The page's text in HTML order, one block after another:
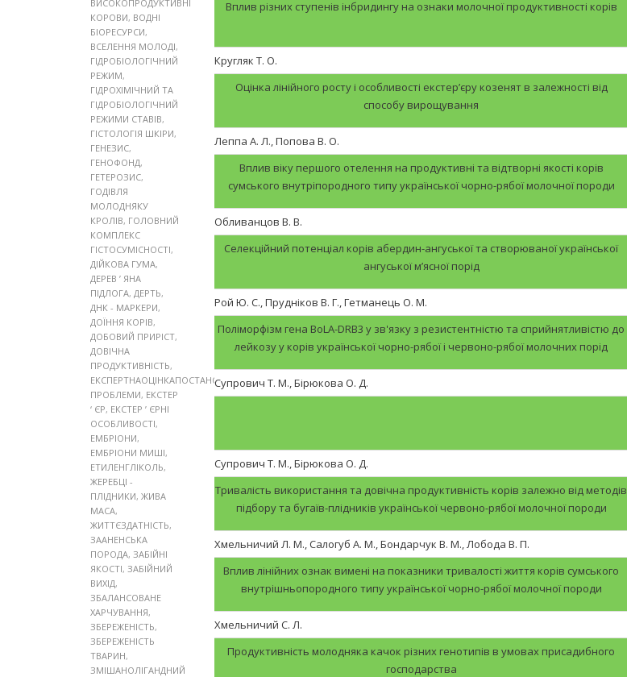
ВИСОКОПРОДУКТИВНІ
КОРОВИ, ВОДНІ
БІОРЕСУРСИ,
ВСЕЛЕННЯ МОЛОДІ,
ГІДРОБІОЛОГІЧНИЙ
РЕЖИМ,
ГІДРОХІМІЧНИЙ ТА
ГІДРОБІОЛОГІЧНИЙ
РЕЖИМИ СТАВІВ,
ГІСТОЛОГІЯ ШКІРИ,
ГЕНЕЗИС,
ГЕНОФОНД,
ГЕТЕРОЗИС,
ГОДІВЛЯ
МОЛОДНЯКУ
КРОЛІВ, ГОЛОВНИЙ
КОМПЛЕКС
ГІСТОСУМІСНОСТІ,
ДІЙКОВА ГУМА,
ДЕРЕВ ’ ЯНА
ПІДЛОГА, ДЕРТЬ,
ДНК - МАРКЕРИ,
ДОЇННЯ КОРІВ,
ДОБОВИЙ ПРИРІСТ,
ДОВІЧНА
ПРОДУКТИВНІСТЬ,
ЕКСПЕРТНАОЦІНКАПОСТАНОВКА
ПРОБЛЕМИ, ЕКСТЕР
‘ ЄР, ЕКСТЕР ’ ЄРНІ
ОСОБЛИВОСТІ,
ЕМБРІОНИ,
ЕМБРІОНИ МИШІ,
ЕТИЛЕНГЛІКОЛЬ,
ЖЕРЕБЦІ -
ПЛІДНИКИ, ЖИВА
МАСА,
ЖИТТЄЗДАТНІСТЬ,
ЗААНЕНСЬКА
ПОРОДА, ЗАБІЙНІ
ЯКОСТІ, ЗАБІЙНИЙ
ВИХІД,
ЗБАЛАНСОВАНЕ
ХАРЧУВАННЯ,
ЗБЕРЕЖЕНІСТЬ,
ЗБЕРЕЖЕНІСТЬ
ТВАРИН,
ЗМІШАНОЛІГАНДНИЙ
Вплив різних ступенів інбридингу на ознаки молочної продуктивності корів
Кругляк Т. О.
Оцінка лінійного росту і особливості екстер’єру козенят в залежності від
способу вирощування
Леппа А. Л., Попова В. О.
Вплив віку першого отелення на продуктивні та відтворні якості корів
сумського внутріпородного типу української чорно-рябої молочної породи
Обливанцов В. В.
Селекційний потенціал корів абердин-ангуської та створюваної української
ангуської м’ясної порід
Рой Ю. С., Прудніков В. Г., Гетманець О. М.
Поліморфізм гена BoLA-DRB3 у зв'язку з резистентністю та сприйнятливістю до
лейкозу у корів української чорно-рябої і червоно-рябої молочних порід
Супрович Т. М., Бірюкова О. Д.
Супрович Т. М., Бірюкова О. Д.
Тривалість використання та довічна продуктивність корів залежно від методів
підбору та бугаїв-плідників української червоно-рябої молочної породи
Хмельничий Л. М., Салогуб А. М., Бондарчук В. М., Лобода В. П.
Вплив лінійних ознак вимені на показники тривалості життя корів сумського
внутрішньопородного типу української чорно-рябої молочної породи
Хмельничий С. Л.
Продуктивність молодняка качок різних генотипів в умовах присадибного
господарства